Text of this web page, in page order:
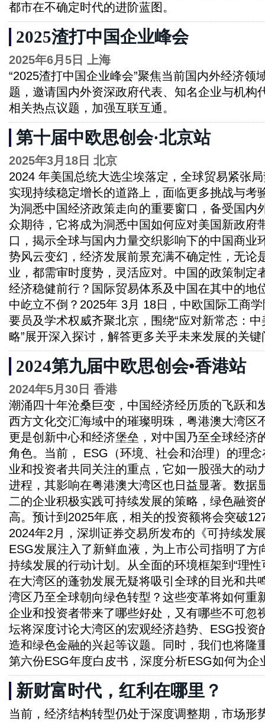
都市在不确定时代的进阶蓝图。
2025渣打中国企业峰会
2025年6月5日 上海
“2025渣打中国企业峰会”聚焦当前国内外经济领
题，邀请国内外资深政府代表、知名企业与机构
相关热点议题，加强互联互通。
第十届中欧思创会·北京站
2025年3月18日 北京
2024 年美国总统大选尘埃落定，全球贸易紧张
实现持续稳定增长的道路上，面临更多挑战与考
为洞悉中国经济政策走向的重要窗口，备受国内
众期待，它将成为洞悉中国如何应对美国新政府
口，揭示全球与国内力量交织影响下的中国商业
势风云变幻，经济发展前景充满不确定性，无论
业，都需审时度势，灵活应对。中国的政策制定
经济稳健前行？国际贸易体系及中国在其中的地
中屹立不倒？2025年 3月 18日，中欧国际工商
要员及学术权威齐聚北京，围绕“应对新常态：
略”展开深入探讨，解答更多关乎未来发展的关键
2024第九届中欧思创会•香港站
2024年5月30日 香港
潮涌四十年沧桑巨变，中国经济经历质的飞跃和
西方文化交汇海域中的璀璨明珠，粤港澳大湾区
更是创新中心和经济堡垒，对中国乃至全球经济
角色。当前， ESG（环境、社会和治理）的理
业和投资者共同关注的重点，它如一股强大的动
进程，其影响在粤港澳大湾区也日益显著。数据
二的企业积极实践可持续发展的策略，绿色融资
高。预计到2025年底，相关的投资额将会突破
2024年2月，深圳证券交易所发布的《可持续发
ESG发展注入了新鲜血液，为上市公司指明了方
持续发展的行动计划。从全面的环境框架到“理
在大湾区的蓬勃发展无疑将吸引全球的目光和共
湾区乃至全球朝向绿色转型？这些变革将如何重
企业和投资者带来了哪些好处，又有哪些不可忽
坛将深度讨论大湾区的宏观经济趋势、ESG投资
造和绿色金融的兴起等议题。同时，我们也将隆
第六份ESG年度白皮书，深度分析ESG如何为企
新财富时代，红利在哪里？
当前，经济结构转型仍处于深度调整期，市场形